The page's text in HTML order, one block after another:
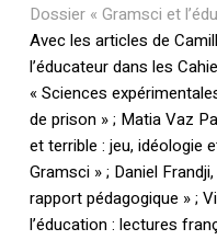
Dossier « Gramsci et
Avec les articles de
l’éducateur dans les
« Sciences
de prison » ; Matia Vaz
et terrible : jeu, idéologie
Gramsci » ; Daniel
rapport pédagogique » ;
l’éducation : lectures